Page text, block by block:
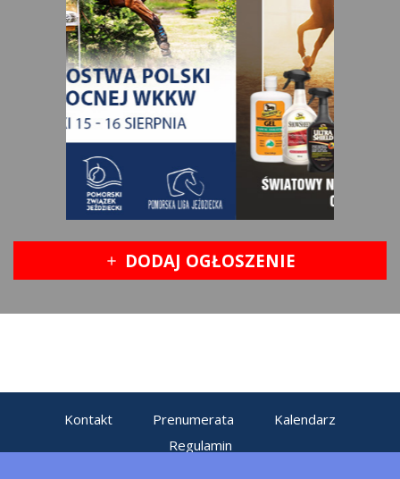
add DODAJ OGŁOSZENIE
Kontakt Prenumerata
Kalendarz
Regulamin